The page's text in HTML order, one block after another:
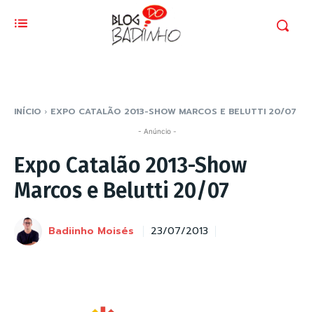
INÍCIO EXPO CATALÃO 2013-SHOW MARCOS E BELUTTI 20/07
- Anúncio -
Expo Catalão 2013-Show
Marcos e Belutti 20/07
Badiinho Moisés 23/07/2013